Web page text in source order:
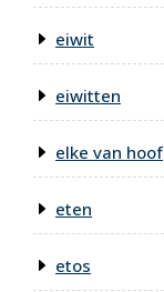
eiwit
eiwitten
elke van hoof
eten
etos